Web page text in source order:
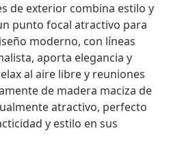
de exterior combina estilo y
punto focal atractivo para
moderno, con líneas
aporta elegancia y
al aire libre y reuniones
de madera maciza de
atractivo, perfecto
y estilo en sus